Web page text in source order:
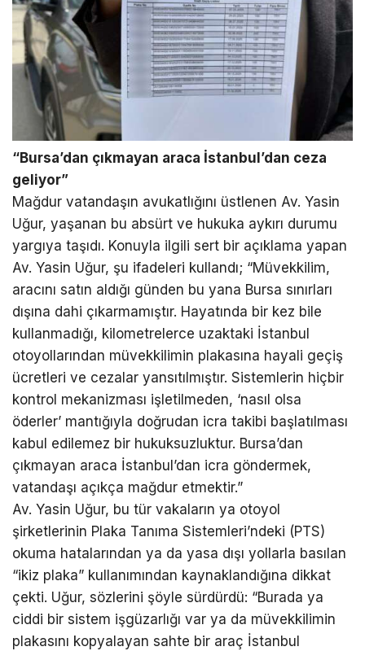
“Bursa’dan çıkmayan araca İstanbul’dan ceza
geliyor”
Mağdur vatandaşın avukatlığını üstlenen Av. Yasin
Uğur, yaşanan bu absürt ve hukuka aykırı durumu
yargıya taşıdı. Konuyla ilgili sert bir açıklama yapan
Av. Yasin Uğur, şu ifadeleri kullandı; “Müvekkilim,
aracını satın aldığı günden bu yana Bursa sınırları
dışına dahi çıkarmamıştır. Hayatında bir kez bile
kullanmadığı, kilometrelerce uzaktaki İstanbul
otoyollarından müvekkilimin plakasına hayali geçiş
ücretleri ve cezalar yansıtılmıştır. Sistemlerin hiçbir
kontrol mekanizması işletilmeden, ‘nasıl olsa
öderler’ mantığıyla doğrudan icra takibi başlatılması
kabul edilemez bir hukuksuzluktur. Bursa’dan
çıkmayan araca İstanbul’dan icra göndermek,
vatandaşı açıkça mağdur etmektir.”
Av. Yasin Uğur, bu tür vakaların ya otoyol
şirketlerinin Plaka Tanıma Sistemleri’ndeki (PTS)
okuma hatalarından ya da yasa dışı yollarla basılan
“ikiz plaka” kullanımından kaynaklandığına dikkat
çekti. Uğur, sözlerini şöyle sürdürdü: “Burada ya
ciddi bir sistem işgüzarlığı var ya da müvekkilimin
plakasını kopyalayan sahte bir araç İstanbul